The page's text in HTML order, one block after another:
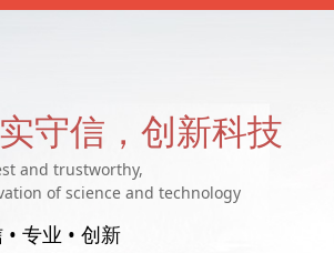
守信，创新科技
and trustworthy,
of science and technology
• 专业 • 创新